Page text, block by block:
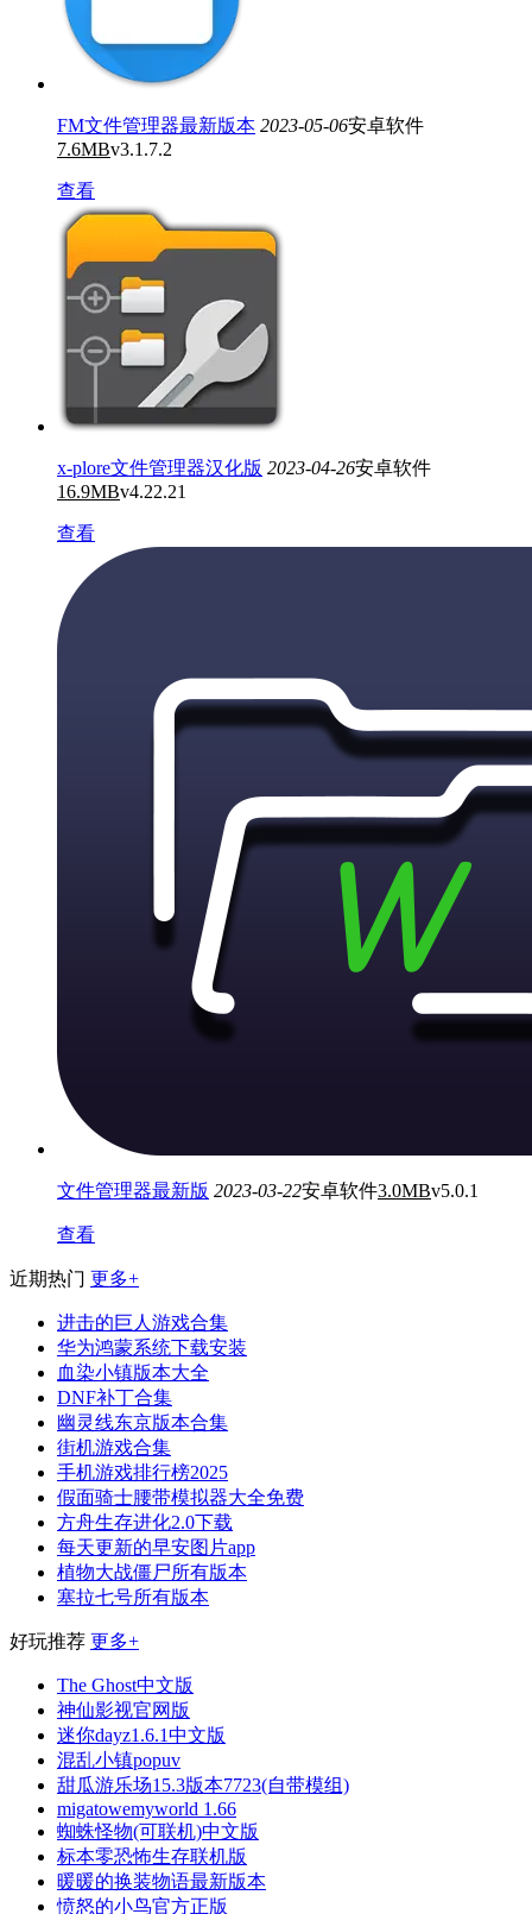
FM文件管理器最新版本 2023-05-06安卓软件
7.6MBv3.1.7.2
查看
x-plore文件管理器汉化版 2023-04-26安卓软件
16.9MBv4.22.21
查看
文件管理器最新版 2023-03-22安卓软件3.0MBv5.0.1
查看
近期热门 更多+
进击的巨人游戏合集
华为鸿蒙系统下载安装
血染小镇版本大全
DNF补丁合集
幽灵线东京版本合集
街机游戏合集
手机游戏排行榜2025
假面骑士腰带模拟器大全免费
方舟生存进化2.0下载
每天更新的早安图片app
植物大战僵尸所有版本
塞拉七号所有版本
好玩推荐 更多+
The Ghost中文版
神仙影视官网版
迷你dayz1.6.1中文版
混乱小镇popuv
甜瓜游乐场15.3版本7723(自带模组)
migatowemyworld 1.66
蜘蛛怪物(可联机)中文版
标本零恐怖生存联机版
暖暖的换装物语最新版本
愤怒的小鸟官方正版